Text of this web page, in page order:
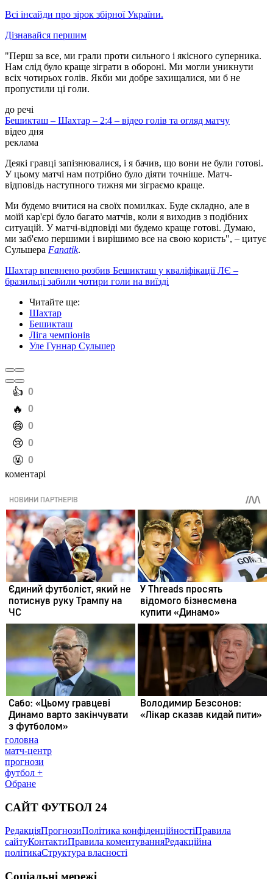
Всі інсайди про зірок збірної України.
Дізнавайся першим
"Перш за все, ми грали проти сильного і якісного суперника.
Нам слід було краще зіграти в обороні. Ми могли уникнути
всіх чотирьох голів. Якби ми добре захищалися, ми б не
пропустили ці голи.
до речі
Бешикташ – Шахтар – 2:4 – відео голів та огляд матчу
відео дня
реклама
Деякі гравці запізнювалися, і я бачив, що вони не були готові.
У цьому матчі нам потрібно було діяти точніше. Матч-
відповідь наступного тижня ми зіграємо краще.
Ми будемо вчитися на своїх помилках. Буде складно, але в
моїй кар'єрі було багато матчів, коли я виходив з подібних
ситуацій. У матчі-відповіді ми будемо краще готові. Думаю,
ми заб'ємо першими і вирішимо все на свою користь", – цитує
Сульшера Fanatik.
Шахтар впевнено розбив Бешикташ у кваліфікації ЛЄ –
бразильці забили чотири голи на виїзді
Читайте ще:
Шахтар
Бешикташ
Ліга чемпіонів
Уле Гуннар Сульшер
️👍 0
️🔥 0
️😄 0
️😢 0
️🤬 0
коментарі
головна
матч-центр
прогнози
футбол +
Обране
САЙТ ФУТБОЛ 24
РедакціяПрогнозиПолітика конфіденційностіПравила
сайтуКонтактиПравила коментуванняРедакційна
політикаСтруктура власності
Соціальні мережі